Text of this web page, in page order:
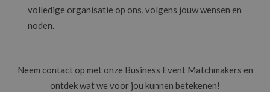
volledige organisatie op ons, volgens jouw wensen en
noden.
Neem contact op met onze Business Event Matchmakers en
ontdek wat we voor jou kunnen betekenen!